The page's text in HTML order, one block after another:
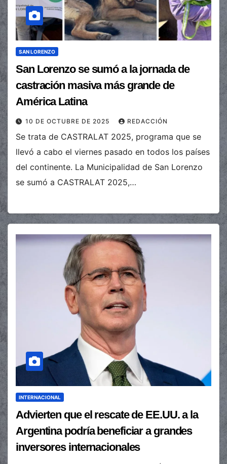
SAN LORENZO
San Lorenzo se sumó a la jornada de
castración masiva más grande de
América Latina
10 DE OCTUBRE DE 2025 REDACCIÓN
Se trata de CASTRALAT 2025, programa que se
llevó a cabo el viernes pasado en todos los países
del continente. La Municipalidad de San Lorenzo
se sumó a CASTRALAT 2025,…
INTERNACIONAL
Advierten que el rescate de EE.UU. a la
Argentina podría beneficiar a grandes
inversores internacionales